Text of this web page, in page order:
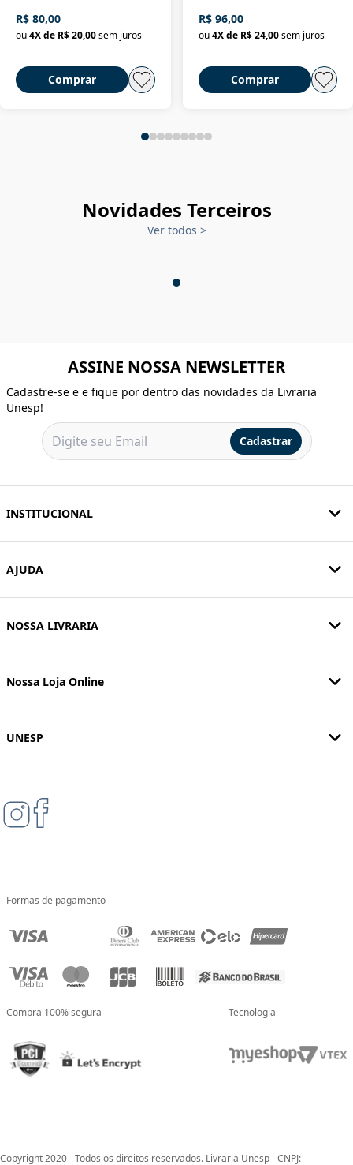
R$ 80,00
ou4X de R$ 20,00sem juros
Comprar
R$ 96,00
ou 4X de R$ 24,00 sem juros
Comprar
Novidades Terceiros
Ver todos >
ASSINE NOSSA NEWSLETTER
Cadastre-se e e fique por dentro das novidades da Livraria
Unesp!
Cadastrar
INSTITUCIONAL
AJUDA
NOSSA LIVRARIA
Nossa Loja Online
UNESP
Formas de pagamento
Compra 100% segura Tecnologia
Copyright 2020 - Todos os direitos reservados. Livraria Unesp - CNPJ: